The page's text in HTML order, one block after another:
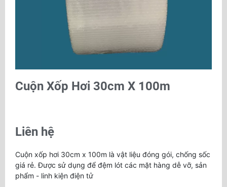
Cuộn Xốp Hơi 30cm X 100m
Liên hệ
Cuộn xốp hơi 30cm x 100m là vật liệu đóng gói, chống sốc
giá rẻ. Được sử dụng để đệm lót các mặt hàng dễ vỡ, sản
phẩm - linh kiện điện tử